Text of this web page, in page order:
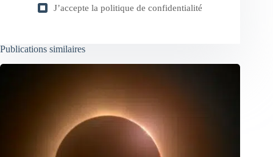
J’accepte la politique de confidentialité
Publications similaires